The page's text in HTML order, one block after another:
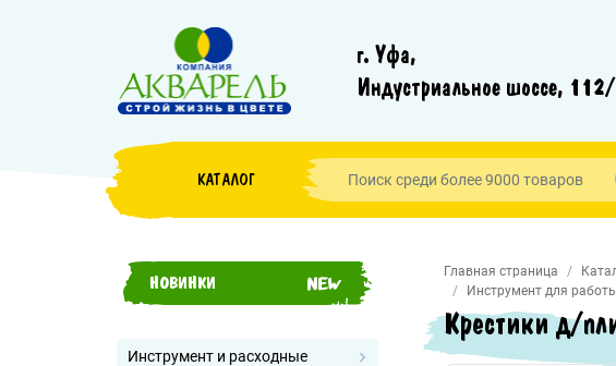
г. Уфа,
Индустриальное шоссе,
КАТАЛОГ
НОВИНКИ
Инструмент и расходные
Главная страница
Инструмент для
Крестики д/